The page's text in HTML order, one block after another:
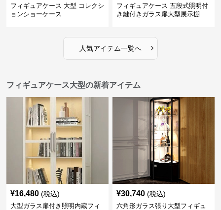
フィギュアケース 大型 コレクシ
ョンショーケース
フィギュアケース 五段式照明付
き鍵付きガラス扉大型展示棚
人気アイテム一覧へ ›
フィギュアケース大型の新着アイテム
¥16,480 (税込)
大型ガラス扉付き照明内蔵フィ
¥30,740 (税込)
六角形ガラス張り大型フィギュ